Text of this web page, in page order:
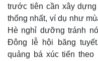
trước tiên cần xây
thống nhất, ví dụ như
Hè nghỉ dưỡng tránh
Đông lễ hội băng
quảng bá xúc tiến